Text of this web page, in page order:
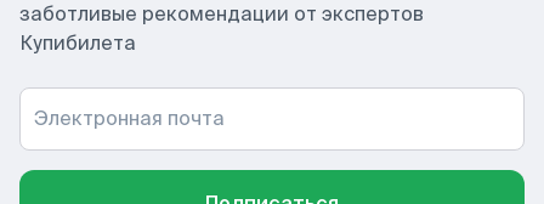
заботливые рекомендации от экспертов
Купибилета
Электронная почта